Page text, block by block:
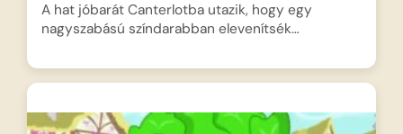
A hat jóbarát Canterlotba utazik, hogy egy
nagyszabású színdarabban elevenítsék…